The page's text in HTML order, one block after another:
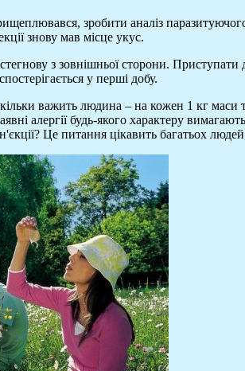
зробити аналіз
знову мав місце укус.
з зовнішньої сторони.
у перші добу.
важить людина – на кожен 1 кг
алергії будь-якого характеру
Це питання цікавить багатьох